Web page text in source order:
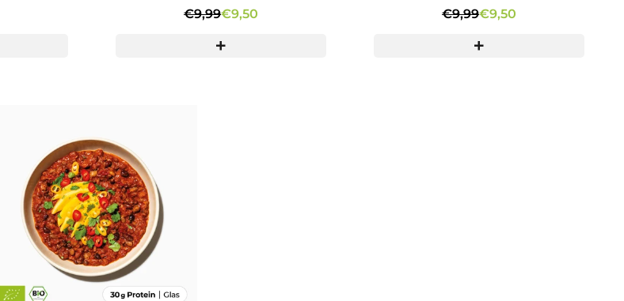
€9,99€9,50 €9,99€9,50